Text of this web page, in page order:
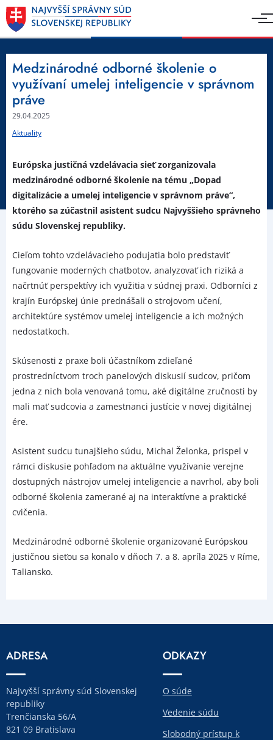
Medzinárodné odborné školenie o
využívaní umelej inteligencie v správnom
práve
29.04.2025
Aktuality
Európska justičná vzdelávacia sieť zorganizovala
medzinárodné odborné školenie na tému „Dopad
digitalizácie a umelej inteligencie v správnom práve“,
ktorého sa zúčastnil asistent sudcu Najvyššieho správneho
súdu Slovenskej republiky.
Cieľom tohto vzdelávacieho podujatia bolo predstaviť
fungovanie moderných chatbotov, analyzovať ich riziká a
načrtnúť perspektívy ich využitia v súdnej praxi. Odborníci z
krajín Európskej únie prednášali o strojovom učení,
architektúre systémov umelej inteligencie a ich možných
nedostatkoch.
Skúsenosti z praxe boli účastníkom zdieľané
prostredníctvom troch panelových diskusií sudcov, pričom
jedna z nich bola venovaná tomu, aké digitálne zručnosti by
mali mať sudcovia a zamestnanci justície v novej digitálnej
ére.
Asistent sudcu tunajšieho súdu, Michal Želonka, prispel v
rámci diskusie pohľadom na aktuálne využívanie verejne
dostupných nástrojov umelej inteligencie a navrhol, aby boli
odborné školenia zamerané aj na interaktívne a praktické
cvičenia.
Medzinárodné odborné školenie organizované Európskou
justičnou sieťou sa konalo v dňoch 7. a 8. apríla 2025 v Ríme,
Taliansko.
ADRESA
Najvyšší správny súd Slovenskej
republiky
Trenčianska 56/A
821 09 Bratislava
ODKAZY
O súde
Vedenie súdu
Slobodný prístup k